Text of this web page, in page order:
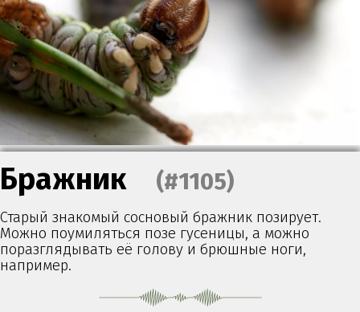
Бражник (#1105)
Старый знакомый сосновый бражник позирует.
Можно поумиляться позе гусеницы, а можно
поразглядывать её голову и брюшные ноги,
например.